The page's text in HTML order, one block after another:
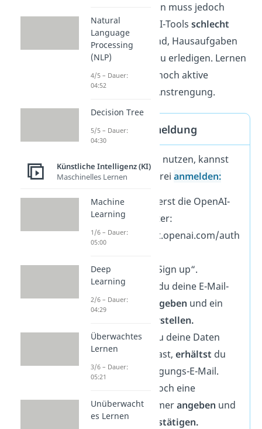
. Man muss jedoch
bedenken, dass KI-Tools schlecht
dazu geeignet
sind, Hausaufgaben
komplett alleine zu erledigen. Lernen
erfordert immer noch aktive
Beteiligung und Anstrengung.
ChatGPT Anmeldung
Um ChatGPT zu nutzen, kannst
du dich kostenfrei anmelden:
Besuche
zuerst die OpenAI-
Website unter:
https://chat.openai.com/auth
Klicke
auf „Sign up“.
Hier musst du deine E-Mail-
Adresse
eingeben und ein
erstellen.
Nachdem du deine Daten
bestätigt
hast, erhältst du
eine Bestätigungs-E-Mail.
Du musst noch eine
Handynummerangeben und
die auch
bestätigen.
Natural
Language
Processing
(NLP)
4/5 – Dauer:
04:52
Decision Tree
5/5 – Dauer:
04:30
Künstliche Intelligenz (KI)
Maschinelles Lernen
Machine
Learning
1/6 – Dauer:
05:00
Deep
Learning
2/6 – Dauer:
04:29
Überwachtes
Lernen
3/6 – Dauer:
05:21
Unüberwacht
es Lernen